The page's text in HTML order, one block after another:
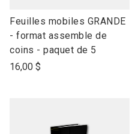
link
to
open
product
Feuilles mobiles GRANDE
- format assemble de
coins - paquet de 5
16,00 $